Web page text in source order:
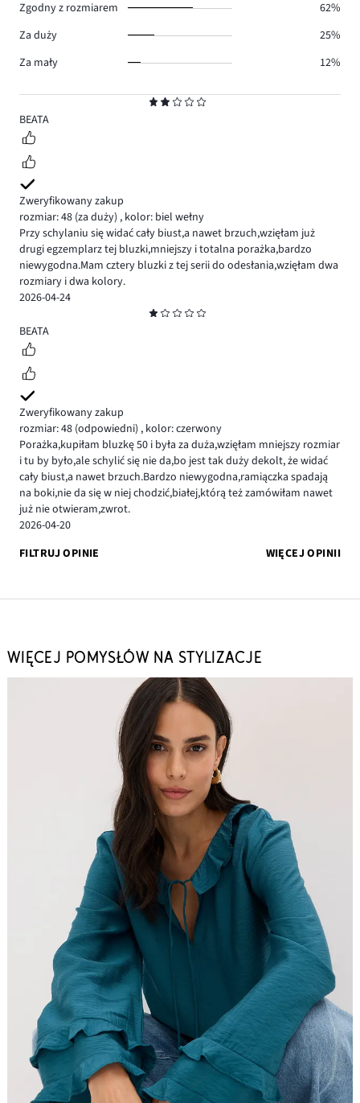
2
BEATA
Zweryfikowany zakup
rozmiar: 48 (za duży) , kolor: biel wełny
Przy schylaniu się widać cały biust,a nawet brzuch,wzięłam już
drugi egzemplarz tej bluzki,mniejszy i totalna porażka,bardzo
niewygodna.Mam cztery bluzki z tej serii do odesłania,wzięłam dwa
rozmiary i dwa kolory.
2026-04-24
1
BEATA
Zweryfikowany zakup
rozmiar: 48 (odpowiedni) , kolor: czerwony
Porażka,kupiłam bluzkę 50 i była za duża,wzięłam mniejszy rozmiar
i tu by było,ale schylić się nie da,bo jest tak duży dekolt, że widać
cały biust,a nawet brzuch.Bardzo niewygodna,ramiączka spadają
na boki,nie da się w niej chodzić,białej,którą też zamówiłam nawet
już nie otwieram,zwrot.
2026-04-20
FILTRUJ OPINIE
WIĘCEJ OPINII
Zgodny z rozmiarem
62%
Za duży
25%
Za mały
12%
WIĘCEJ POMYSŁÓW NA STYLIZACJE